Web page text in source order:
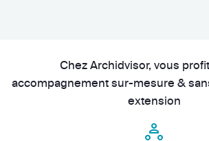
Chez Archidvisor, vous
accompagnement sur-mesure &
extension